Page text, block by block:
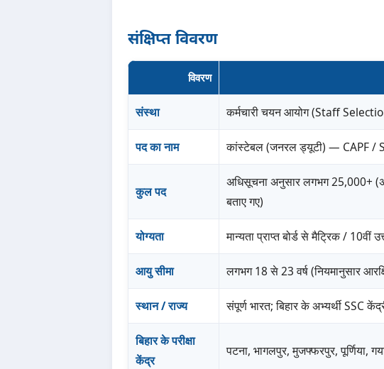
संक्षिप्त विवरण
विवरण
संस्था कर्मचारी चयन आयोग (Staff
पद का नाम कांस्टेबल (जनरल ड्यूटी) — CAPF /
कुल पद
अधिसूचना अनुसार लगभग 25,000+
बताए गए)
योग्यता मान्यता प्राप्त बोर्ड से मैट्रिक / 10वीं
आयु सीमा लगभग 18 से 23 वर्ष (नियमानुसार
स्थान / राज्य संपूर्ण भारत; बिहार के अभ्यर्थी SSC
बिहार के परीक्षा
केंद्र
पटना, भागलपुर, मुजफ्फरपुर, पूर्णिया,